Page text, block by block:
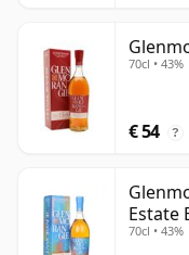
70cl • 43%
€ 54 ?
Estate
70cl • 43%